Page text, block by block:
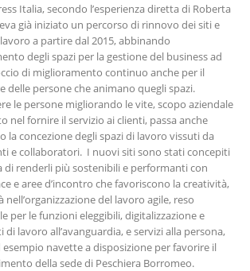
Italia, secondo l’esperienza diretta di Roberta
già iniziato un percorso di rinnovo dei siti e
a partire dal 2015, abbinando
degli spazi per la gestione del business ad
di miglioramento continuo anche per il
delle persone che animano quegli spazi.
le persone migliorando le vite, scopo aziendale
nel fornire il servizio ai clienti, passa anche
la concezione degli spazi di lavoro vissuti da
e collaboratori. I nuovi siti sono stati concepiti
di renderli più sostenibili e performanti con
e aree d’incontro che favoriscono la creatività,
nell’organizzazione del lavoro agile, reso
per le funzioni eleggibili, digitalizzazione e
lavoro all’avanguardia, e servizi alla persona,
esempio navette a disposizione per favorire il
della sede di Peschiera Borromeo.